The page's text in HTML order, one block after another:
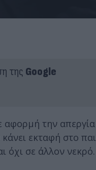
της Google
αφορμή την απεργία
εκταφή στο
όχι σε άλλον νεκρό.